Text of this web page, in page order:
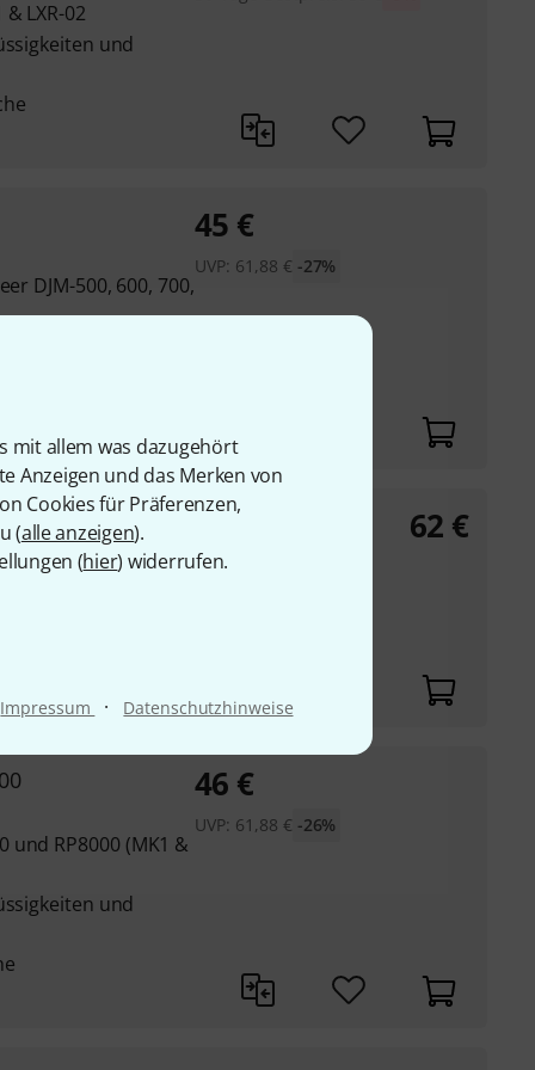
mit allem was dazugehört
Anzeigen und das Merken von
Cookies für Präferenzen,
(alle anzeigen).
(hier) widerrufen.
Impressum · Datenschutzhinweise
LXR-02
und
DJM-500, 600, 700,
45 €
UVP: 61,88 € -27%
62 €
und RP8000 (MK1 &
und
46 €
UVP: 61,88 € -26%